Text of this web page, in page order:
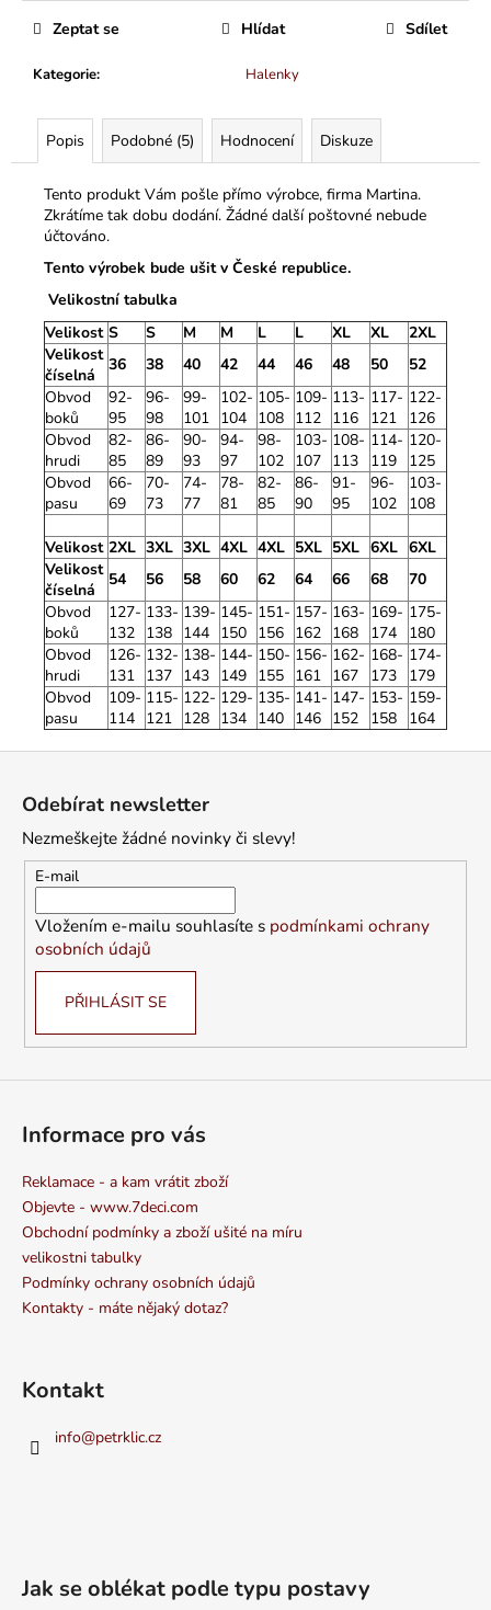
Kategorie: Halenky
Zeptat se Hlídat Sdílet
Popis Podobné (5) Hodnocení Diskuze
Tento produkt Vám pošle přímo výrobce, firma Martina.
Zkrátíme tak dobu dodání. Žádné další poštovné nebude
účtováno.
Tento výrobek bude ušit v České republice.
Velikostní tabulka
Velikost S S M M L L XL XL
2XL
Velikost
číselná
36 38 40 42 44 46 48 50
52
Obvod
boků
92-
95
96-
98
99-
101
102-
104
105-
108
109-
112
113-
116
117-
121
122-
126
Obvod
hrudi
82-
85
86-
89
90-
93
94-
97
98-
102
103-
107
108-
113
114-
119
120-
125
Obvod
pasu
66-
69
70-
73
74-
77
78-
81
82-
85
86-
90
91-
95
96-
102
103-
108
Velikost 2XL 3XL 3XL 4XL 4XL 5XL 5XL 6XL 6XL
Velikost
číselná
54 56 58 60 62 64 66 68
70
Obvod
boků
127-
132
133-
138
139-
144
145-
150
151-
156
157-
162
163-
168
169-
174
175-
180
Obvod
hrudi
126-
131
132-
137
138-
143
144-
149
150-
155
156-
161
162-
167
168-
173
174-
179
Obvod
pasu
109-
114
115-
121
122-
128
129-
134
135-
140
141-
146
147-
152
153-
158
159-
164
Odebírat newsletter
Nezmeškejte žádné novinky či slevy!
E-mail
Vložením e-mailu souhlasíte s podmínkami ochrany
osobních údajů
PŘIHLÁSIT SE
Informace pro vás
Reklamace - a kam vrátit zboží
Objevte - www.7deci.com
Obchodní podmínky a zboží ušité na míru
velikostni tabulky
Podmínky ochrany osobních údajů
Kontakty - máte nějaký dotaz?
Kontakt
info@petrklic.cz
Jak se oblékat podle typu postavy